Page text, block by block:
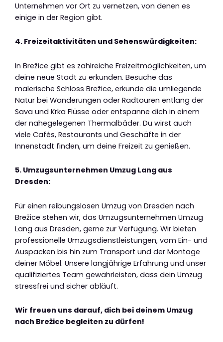
Unternehmen vor Ort zu vernetzen, von denen es
einige in der Region gibt.
4. Freizeitaktivitäten und Sehenswürdigkeiten:
In Brežice gibt es zahlreiche Freizeitmöglichkeiten, um
deine neue Stadt zu erkunden. Besuche das
malerische Schloss Brežice, erkunde die umliegende
Natur bei Wanderungen oder Radtouren entlang der
Sava und Krka Flüsse oder entspanne dich in einem
der nahegelegenen Thermalbäder. Du wirst auch
viele Cafés, Restaurants und Geschäfte in der
Innenstadt finden, um deine Freizeit zu genießen.
5. Umzugsunternehmen Umzug Lang aus
Dresden:
Für einen reibungslosen Umzug von Dresden nach
Brežice stehen wir, das Umzugsunternehmen Umzug
Lang aus Dresden, gerne zur Verfügung. Wir bieten
professionelle Umzugsdienstleistungen, vom Ein- und
Auspacken bis hin zum Transport und der Montage
deiner Möbel. Unsere langjährige Erfahrung und unser
qualifiziertes Team gewährleisten, dass dein Umzug
stressfrei und sicher abläuft.
Wir freuen uns darauf, dich bei deinem Umzug
nach Brežice begleiten zu dürfen!